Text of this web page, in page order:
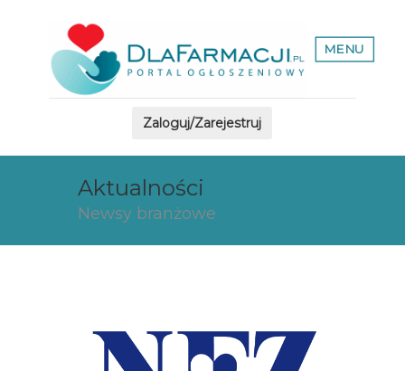
MENU
Zaloguj/Zarejestruj
Aktualności
Newsy branżowe